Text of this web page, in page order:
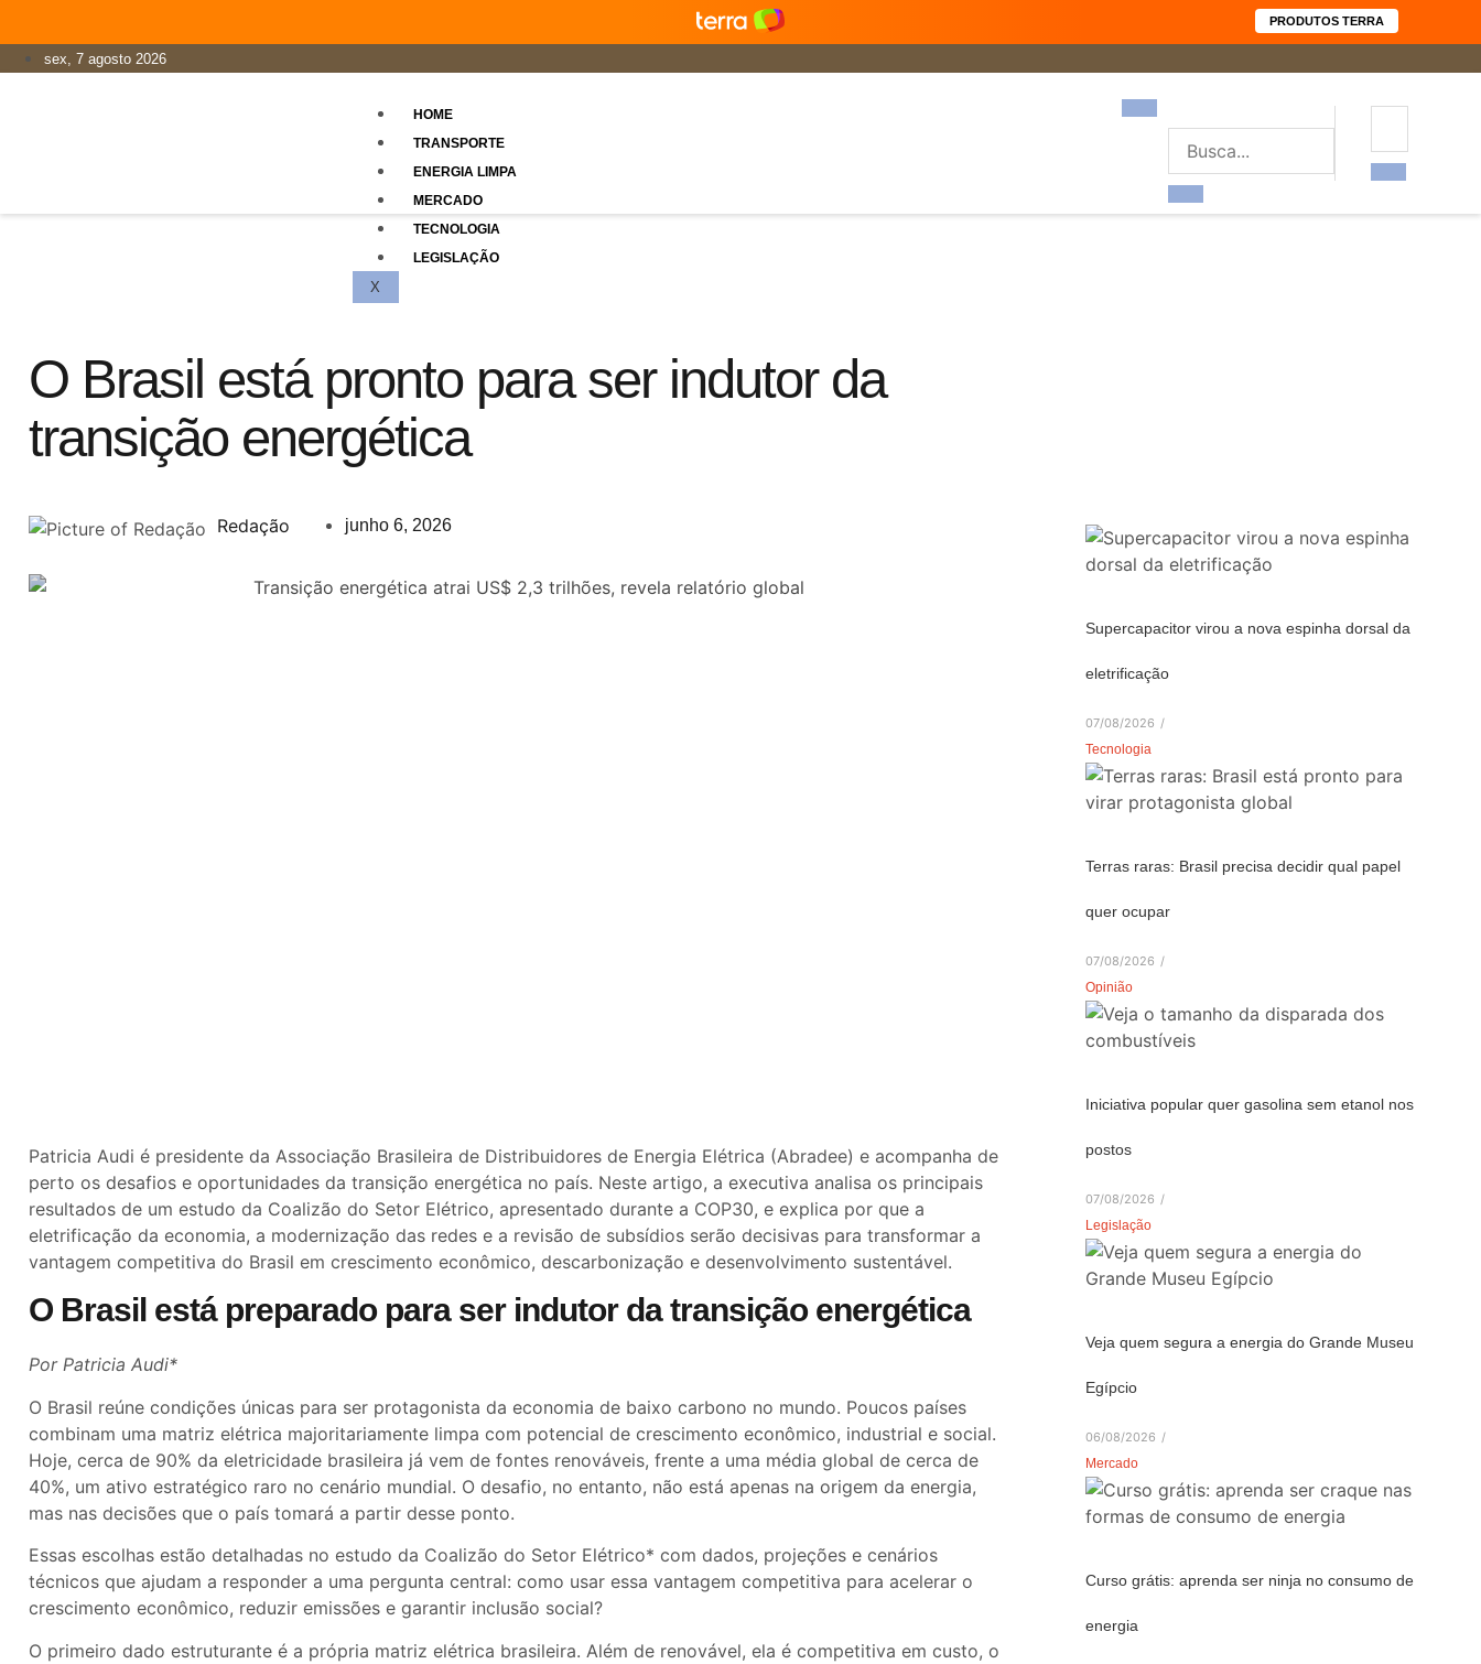
PRODUTOS TERRA
sex, 7 agosto 2026
HOME
TRANSPORTE
ENERGIA LIMPA
MERCADO
TECNOLOGIA
LEGISLAÇÃO
X
O Brasil está pronto para ser indutor da
transição energética
Redação junho 6, 2026
Patricia Audi é presidente da Associação Brasileira de Distribuidores de Energia Elétrica (Abradee) e acompanha de
perto os desafios e oportunidades da transição energética no país. Neste artigo, a executiva analisa os principais
resultados de um estudo da Coalizão do Setor Elétrico, apresentado durante a COP30, e explica por que a
eletrificação da economia, a modernização das redes e a revisão de subsídios serão decisivas para transformar a
vantagem competitiva do Brasil em crescimento econômico, descarbonização e desenvolvimento sustentável.
O Brasil está preparado para ser indutor da transição energética
Por Patricia Audi*
O Brasil reúne condições únicas para ser protagonista da economia de baixo carbono no mundo. Poucos países
combinam uma matriz elétrica majoritariamente limpa com potencial de crescimento econômico, industrial e social.
Hoje, cerca de 90% da eletricidade brasileira já vem de fontes renováveis, frente a uma média global de cerca de
40%, um ativo estratégico raro no cenário mundial. O desafio, no entanto, não está apenas na origem da energia,
mas nas decisões que o país tomará a partir desse ponto.
Essas escolhas estão detalhadas no estudo da Coalizão do Setor Elétrico* com dados, projeções e cenários
técnicos que ajudam a responder a uma pergunta central: como usar essa vantagem competitiva para acelerar o
crescimento econômico, reduzir emissões e garantir inclusão social?
O primeiro dado estruturante é a própria matriz elétrica brasileira. Além de renovável, ela é competitiva em custo, o
Supercapacitor virou a nova espinha dorsal da
eletrificação
07/08/2026 /
Tecnologia
Terras raras: Brasil precisa decidir qual papel
quer ocupar
07/08/2026 /
Opinião
Iniciativa popular quer gasolina sem etanol nos
postos
07/08/2026 /
Legislação
Veja quem segura a energia do Grande Museu
Egípcio
06/08/2026 /
Mercado
Curso grátis: aprenda ser ninja no consumo de
energia